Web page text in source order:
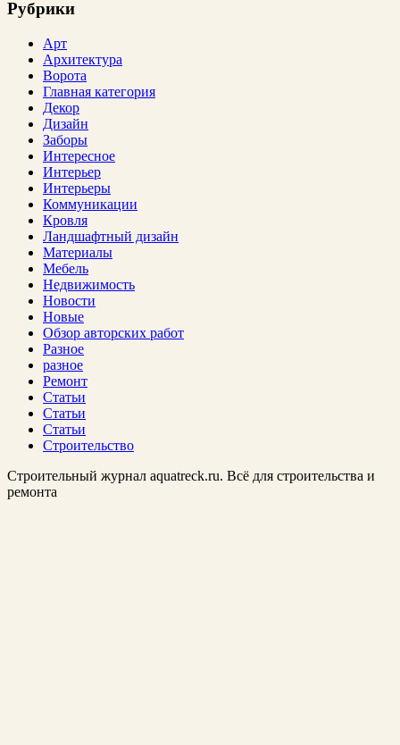
Рубрики
Арт
Архитектура
Ворота
Главная категория
Декор
Дизайн
Заборы
Интересное
Интерьер
Интерьеры
Коммуникации
Кровля
Ландшафтный дизайн
Материалы
Мебель
Недвижимость
Новости
Новые
Обзор авторских работ
Разное
разное
Ремонт
Статьи
Статьи
Статьи
Строительство
Строительный журнал aquatreck.ru. Всё для строительства и
ремонта